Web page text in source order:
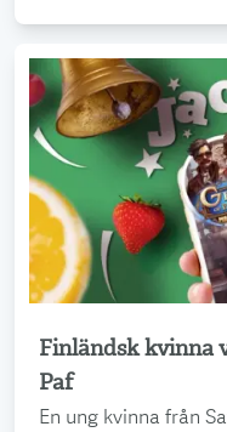
Finländsk kvinna
Paf
En ung kvinna från
Läs mer